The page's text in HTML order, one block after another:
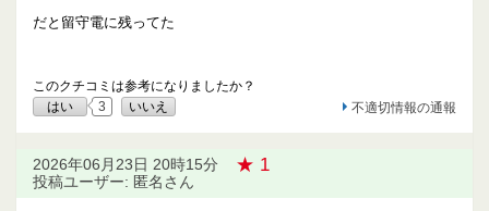
だと留守電に残ってた
このクチコミは参考になりましたか？
はい
3 いいえ 不適切情報の通報
2026年06月23日 20時15分 ★ 1
投稿ユーザー: 匿名さん